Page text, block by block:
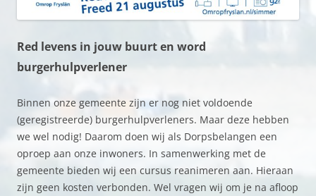
Red levens in jouw buurt en word
burgerhulpverlener
Binnen onze gemeente zijn er nog niet voldoende
(geregistreerde) burgerhulpverleners. Maar deze hebben
we wel nodig! Daarom doen wij als Dorpsbelangen een
oproep aan onze inwoners. In samenwerking met de
gemeente bieden wij een cursus reanimeren aan. Hieraan
zijn geen kosten verbonden. Wel vragen wij om je na afloop